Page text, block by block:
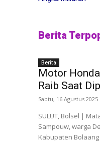
Berita
Berita
Motor
Raib Saat
Sabtu, 16 Agustus
SULUT, Bolsel |
Sampouw, warga
Kabupaten